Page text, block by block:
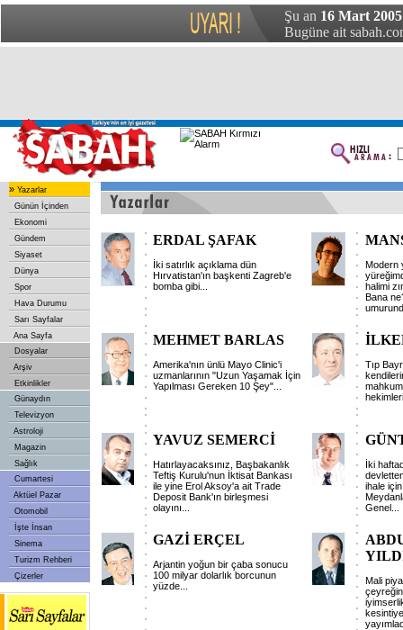
Şu an 16 Mart
Bugüne ait
» Yazarlar
Günün İçinden
Ekonomi
Gündem
Siyaset
Dünya
Spor
Hava Durumu
Sarı Sayfalar
Ana Sayfa
Dosyalar
Arşiv
Etkinlikler
Günaydın
Televizyon
Astroloji
Magazin
Sağlık
Cumartesi
Aktüel Pazar
Otomobil
İşte İnsan
Sinema
Turizm Rehberi
Çizerler
ERDAL ŞAFAK
İki satırlık açıklama dün
Hırvatistan'ın başkenti Zagreb'e
bomba gibi...
Modern
halimi
Bana
MEHMET BARLAS
Amerika'nın ünlü Mayo Clinic'i
uzmanlarının "Uzun Yaşamak İçin
Yapılması Gereken 10 Şey"...
Tıp
YAVUZ SEMERCİ
Hatırlayacaksınız, Başbakanlık
Teftiş Kurulu'nun İktisat Bankası
ile yine Erol Aksoy'a ait Trade
Deposit Bank'ın birleşmesi
olayını...
İki
ihale
Genel...
GAZİ ERÇEL
Arjantin yoğun bir çaba sonucu
100 milyar dolarlık borcunun
yüzde...
Mali